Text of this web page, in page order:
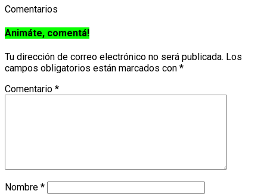
Comentarios
Animáte, comentá!
Tu dirección de correo electrónico no será publicada. Los
campos obligatorios están marcados con *
Comentario *
Nombre *